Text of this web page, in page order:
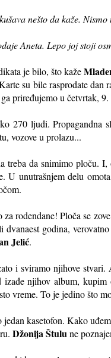
nešto da kaže.
Aneta. Lepo joj stoji
je bilo, što kaže
su bile rasprodate dan
priređujemo u četvrtak,
270 ljudi.
vozove u prolazu...
treba da snimimo ploču.
U unutrašnjem delu
rodendane! Ploča se zove
godina,
Jelić.
i sviramo njihove stvari.
njihov album,
vreme. To je jedino što
kasetofon. Kako
Džonija Štulu ne